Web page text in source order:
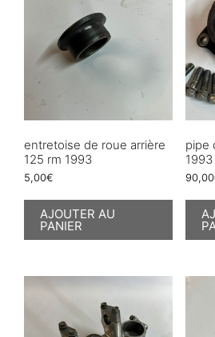
entretoise de roue arrière
125 rm 1993
5,00€
AJOUTER AU
PANIER
pipe
1993
90,00